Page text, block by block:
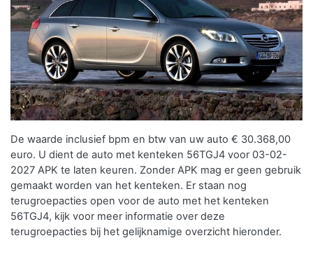
De waarde inclusief bpm en btw van uw auto € 30.368,00
euro. U dient de auto met kenteken 56TGJ4 voor 03-02-
2027 APK te laten keuren. Zonder APK mag er geen gebruik
gemaakt worden van het kenteken. Er staan nog
terugroepacties open voor de auto met het kenteken
56TGJ4, kijk voor meer informatie over deze
terugroepacties bij het gelijknamige overzicht hieronder.